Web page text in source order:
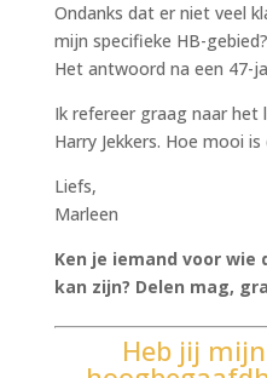
Ondanks dat er niet veel
mijn specifieke HB-gebied?
Het antwoord na een 47-
Ik refereer graag naar het
Harry Jekkers. Hoe mooi is
Liefs,
Marleen
Ken je iemand voor
kan zijn? Delen mag,
Heb jij